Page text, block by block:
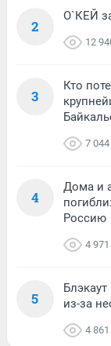
2
О`КЕЙ
12
3
Кто
7 044
4
Дома и
Россию
4 971
5
из-за
4 861